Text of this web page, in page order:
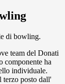
di bowling.
team del Donati
componente ha
individuale.
terzo posto dall'